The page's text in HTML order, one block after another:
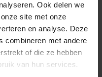
Ook delen we
site met onze
en analyse. Deze
combineren met andere
of die ze hebben
van hun services.